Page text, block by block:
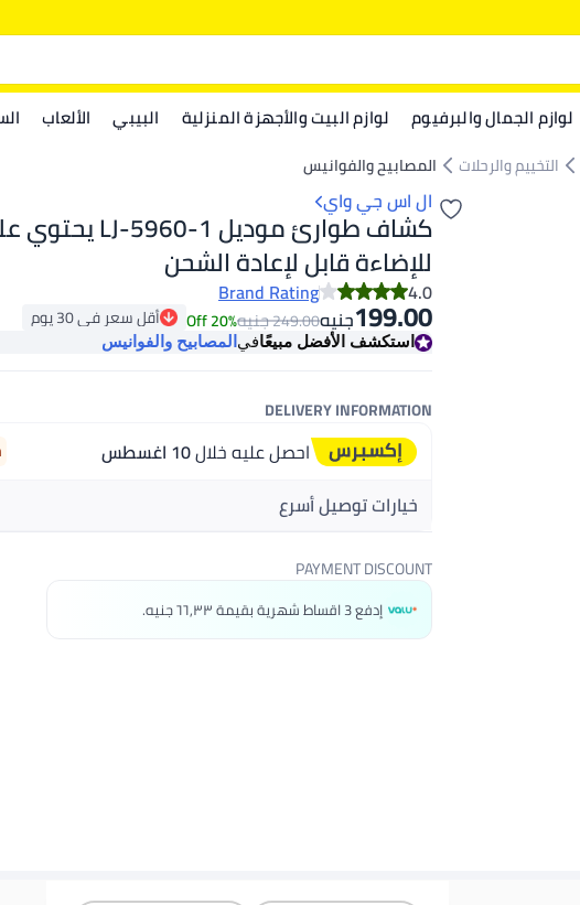
لوازم الجمال والبرفيوم لوازم البيت والأجهزة المنزلية البيبي الألعاب
التخييم والرحلات المصابيح والفوانيس
ال اس جي واي
للإضاءة قابل لإعادة الشحن
4.0
Brand Rating
جنيه199.00 جنيه249.00
20% Off أقل سعر في 30 يوم
أقل سعر في 30 يوم استكشف الأفضل مبيعًافي المصابيح والفوانيس
DELIVERY INFORMATION
احصل عليه خلال10 اغسطس
خيارات توصيل أسرع
احصل عليهغدًا
PAYMENT DISCOUNT
إدفع 3 اقساط شهرية بقيمة ٦٦٫٣٣ جنيه.